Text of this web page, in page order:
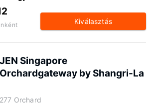
Kiválasztás
JEN Singapore
Orchardgateway by Shangri-La
277 Orchard